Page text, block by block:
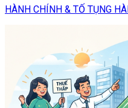
HÀNH CHÍNH & TỐ TỤNG